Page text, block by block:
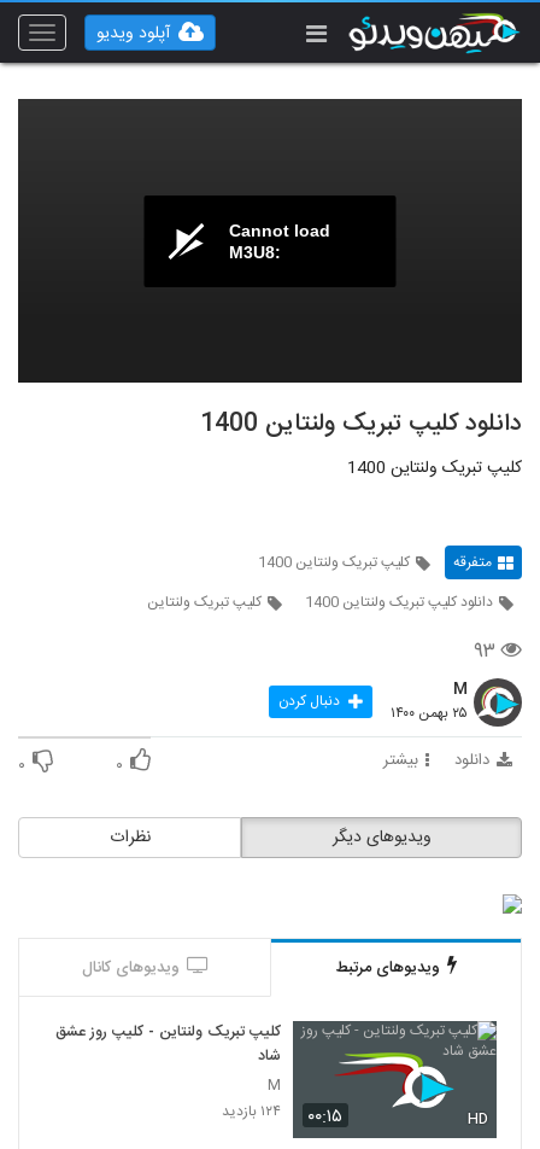
Toggle
آپلود ویدیو
Cannot load
M3U8:
دانلود کلیپ تبریک ولنتاین 1400
کلیپ تبریک ولنتاین 1400
متفرقه
کلیپ تبریک ولنتاین 1400
دانلود کلیپ تبریک ولنتاین 1400
کلیپ تبریک ولنتاین
۹۳
M
۲۵ بهمن ۱۴۰۰ دنبال کردن
دانلود بیشتر ۰ ۰
نظرات ویدیوهای دیگر
ویدیوهای مرتبط ویدیوهای کانال
۰۰:۱۵ HD
کلیپ تبریک ولنتاین - کلیپ روز عشق
شاد
M
۱۲۴ بازدید